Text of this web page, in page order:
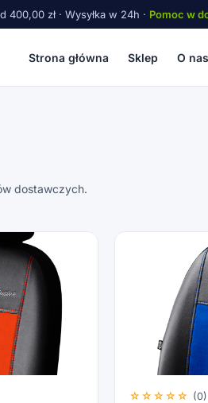
400,00 zł · Wysyłka w 24h · Pomoc w
Strona główna Sklep O nas
dostawczych.
☆☆☆☆☆ (0)